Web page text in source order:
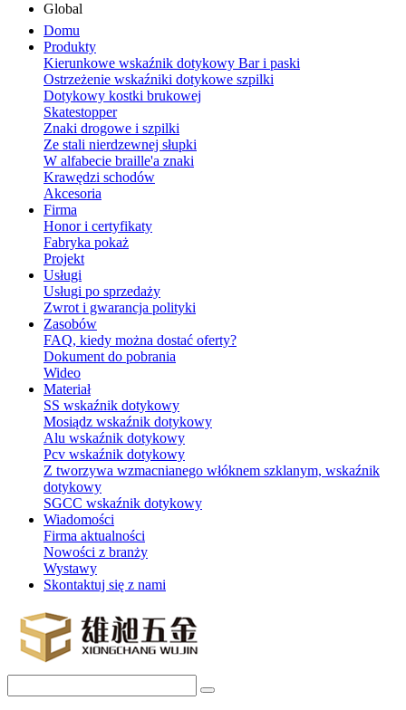
Global
Domu
Produkty
Kierunkowe wskaźnik dotykowy Bar i paski
Ostrzeżenie wskaźniki dotykowe szpilki
Dotykowy kostki brukowej
Skatestopper
Znaki drogowe i szpilki
Ze stali nierdzewnej słupki
W alfabecie braille'a znaki
Krawędzi schodów
Akcesoria
Firma
Honor i certyfikaty
Fabryka pokaż
Projekt
Usługi
Usługi po sprzedaży
Zwrot i gwarancja polityki
Zasobów
FAQ, kiedy można dostać oferty?
Dokument do pobrania
Wideo
Materiał
SS wskaźnik dotykowy
Mosiądz wskaźnik dotykowy
Alu wskaźnik dotykowy
Pcv wskaźnik dotykowy
Z tworzywa wzmacnianego włóknem szklanym, wskaźnik
dotykowy
SGCC wskaźnik dotykowy
Wiadomości
Firma aktualności
Nowości z branży
Wystawy
Skontaktuj się z nami